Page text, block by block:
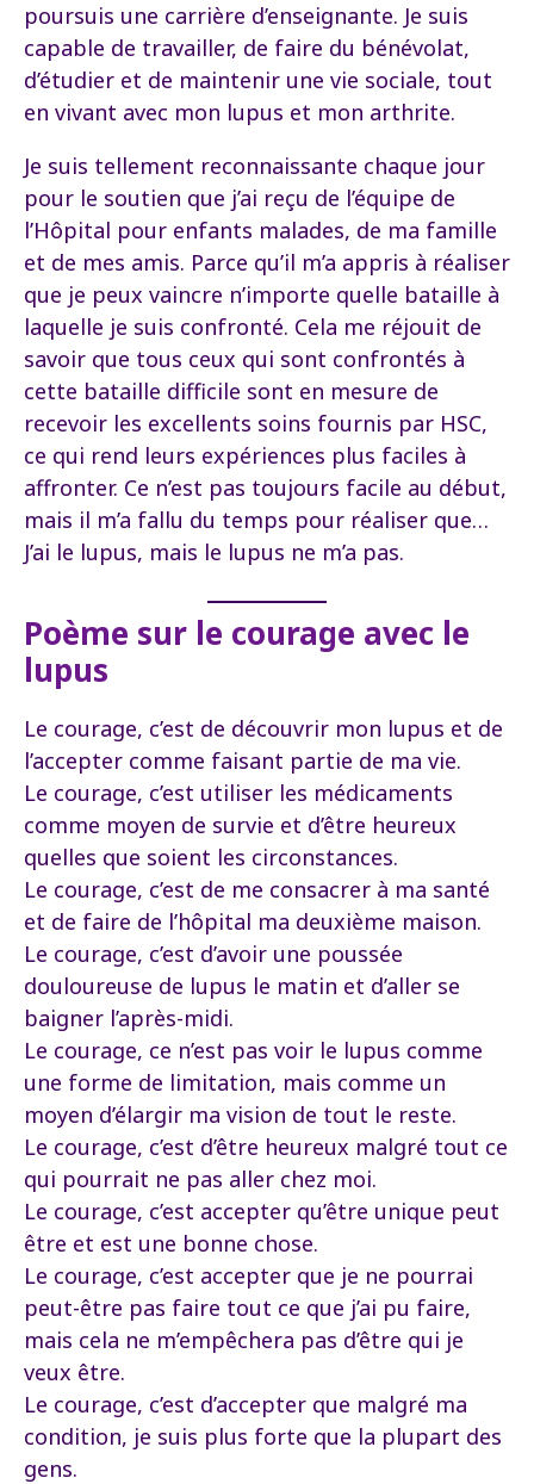
poursuis une carrière d’enseignante. Je suis
capable de travailler, de faire du bénévolat,
d’étudier et de maintenir une vie sociale, tout
en vivant avec mon lupus et mon arthrite.
Je suis tellement reconnaissante chaque jour
pour le soutien que j’ai reçu de l’équipe de
l’Hôpital pour enfants malades, de ma famille
et de mes amis. Parce qu’il m’a appris à réaliser
que je peux vaincre n’importe quelle bataille à
laquelle je suis confronté. Cela me réjouit de
savoir que tous ceux qui sont confrontés à
cette bataille difficile sont en mesure de
recevoir les excellents soins fournis par HSC,
ce qui rend leurs expériences plus faciles à
affronter. Ce n’est pas toujours facile au début,
mais il m’a fallu du temps pour réaliser que…
J’ai le lupus, mais le lupus ne m’a pas.
Poème sur le courage avec le
lupus
Le courage, c’est de découvrir mon lupus et de
l’accepter comme faisant partie de ma vie.
Le courage, c’est utiliser les médicaments
comme moyen de survie et d’être heureux
quelles que soient les circonstances.
Le courage, c’est de me consacrer à ma santé
et de faire de l’hôpital ma deuxième maison.
Le courage, c’est d’avoir une poussée
douloureuse de lupus le matin et d’aller se
baigner l’après-midi.
Le courage, ce n’est pas voir le lupus comme
une forme de limitation, mais comme un
moyen d’élargir ma vision de tout le reste.
Le courage, c’est d’être heureux malgré tout ce
qui pourrait ne pas aller chez moi.
Le courage, c’est accepter qu’être unique peut
être et est une bonne chose.
Le courage, c’est accepter que je ne pourrai
peut-être pas faire tout ce que j’ai pu faire,
mais cela ne m’empêchera pas d’être qui je
veux être.
Le courage, c’est d’accepter que malgré ma
condition, je suis plus forte que la plupart des
gens.